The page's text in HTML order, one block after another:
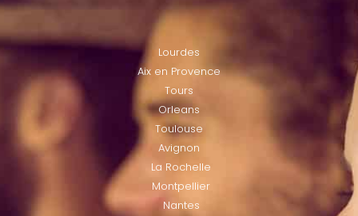
LOCATIES
Lourdes
Aix en Provence
Tours
Orleans
Toulouse
Avignon
La Rochelle
Montpellier
Nantes